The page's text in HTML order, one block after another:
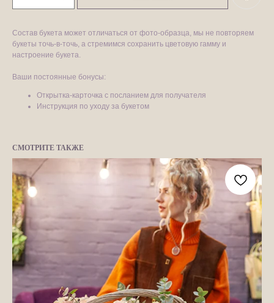
Состав букета может отличаться от фото-образца, мы не повторяем
букеты точь-в-точь, а стремимся сохранить цветовую гамму и
настроение букета.
Ваши постоянные бонусы:
Открытка-карточка с посланием для получателя
Инструкция по уходу за букетом
СМОТРИТЕ ТАКЖЕ